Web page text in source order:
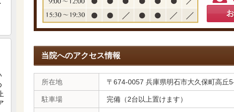
当院へのアクセス情報
所在地 〒674-0057 兵庫県明石市大久保町高丘
駐車場 完備（2台以上置けます）